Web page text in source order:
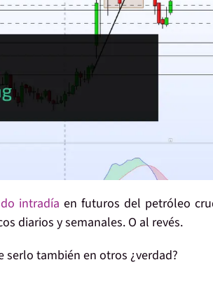
intradía en futuros del petróleo
diarios y semanales. O al revés.
serlo también en otros ¿verdad?